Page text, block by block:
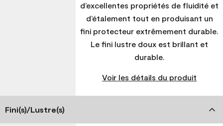
d’excellentes propriétés de fluidité et
d’étalement tout en produisant un
fini protecteur extrêmement durable.
Le fini lustre doux est brillant et
durable.
Voir les détails du produit
Fini(s)/Lustre(s)